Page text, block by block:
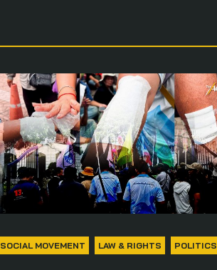
SOCIAL MOVEMENT LAW & RIGHTS POLITICS